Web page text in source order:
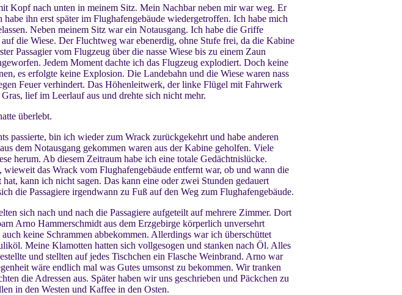
Kopf nach unten in meinem Sitz. Mein Nachbar neben mir war weg. Er
ihn erst später im Flughafengebäude wiedergetroffen. Ich habe mich
Neben meinem Sitz war ein Notausgang. Ich habe die Griffe
die Wiese. Der Fluchtweg war ebenerdig, ohne Stufe frei, da die Kabine
Passagier vom Flugzeug über die nasse Wiese bis zu einem Zaun
Jedem Moment dachte ich das Flugzeug explodiert. Doch keine
es erfolgte keine Explosion. Die Landebahn und die Wiese waren nass
Feuer verhindert. Das Höhenleitwerk, der linke Flügel mit Fahrwerk
lief im Leerlauf aus und drehte sich nicht mehr.
überlebt.
passierte, bin ich wieder zum Wrack zurückgekehrt und habe anderen
dem Notausgang gekommen waren aus der Kabine geholfen. Viele
herum. Ab diesem Zeitraum habe ich eine totale Gedächtnislücke.
das Wrack vom Flughafengebäude entfernt war, ob und wann die
kann ich nicht sagen. Das kann eine oder zwei Stunden gedauert
die Passagiere irgendwann zu Fuß auf den Weg zum Flughafengebäude.
sich nach und nach die Passagiere aufgeteilt auf mehrere Zimmer. Dort
Arno Hammerschmidt aus dem Erzgebirge körperlich unversehrt
keine Schrammen abbekommen. Allerdings war ich überschüttet
Meine Klamotten hatten sich vollgesogen und stanken nach Öl. Alles
und stellten auf jedes Tischchen ein Flasche Weinbrand. Arno war
wäre endlich mal was Gutes umsonst zu bekommen. Wir tranken
die Adressen aus. Später haben wir uns geschrieben und Päckchen zu
in den Westen und Kaffee in den Osten.